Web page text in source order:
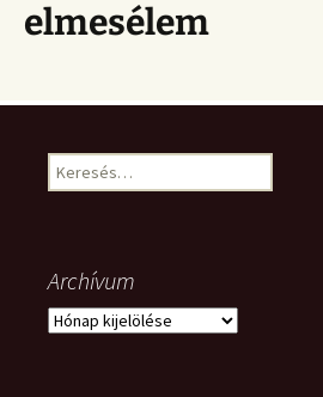
elmesélem
Keresés:
Archívum
Archívum